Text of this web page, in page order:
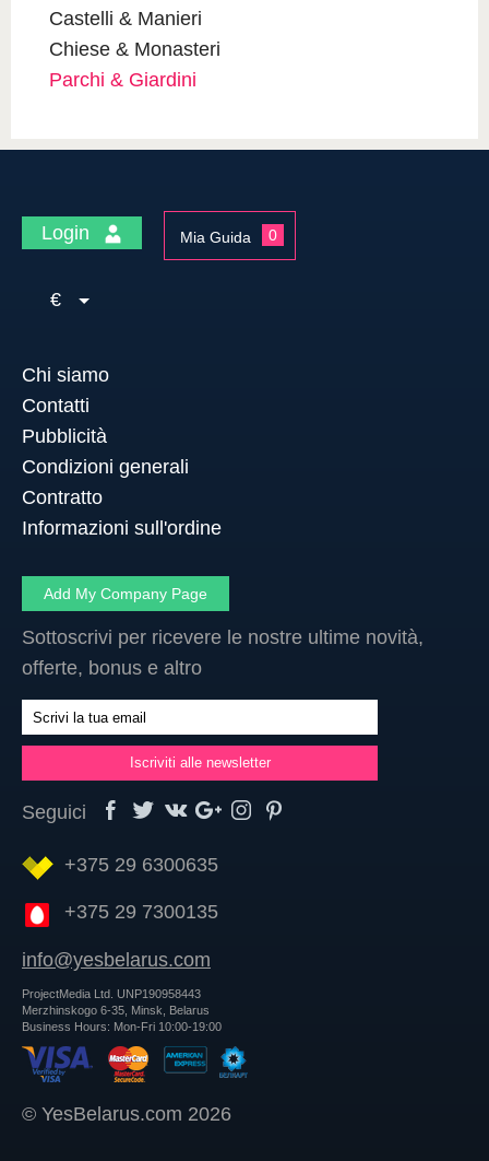
Castelli & Manieri
Chiese & Monasteri
Parchi & Giardini
Login Mia Guida 0
€
Chi siamo
Contatti
Pubblicità
Condizioni generali
Contratto
Informazioni sull'ordine
Add My Company Page
Sottoscrivi per ricevere le nostre ultime novità,
offerte, bonus e altro
Seguici
+375 29 6300635
+375 29 7300135
info@yesbelarus.com
ProjectMedia Ltd. UNP190958443
Merzhinskogo 6-35, Minsk, Belarus
Business Hours: Mon-Fri 10:00-19:00
© YesBelarus.com 2026